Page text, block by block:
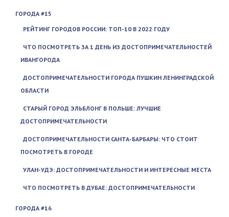
ГОРОДА #15
РЕЙТИНГ ГОРОДОВ РОССИИ: ТОП-10 В 2022 ГОДУ
ЧТО ПОСМОТРЕТЬ ЗА 1 ДЕНЬ ИЗ ДОСТОПРИМЕЧАТЕЛЬНОСТЕЙ
ИВАНГОРОДА
ДОСТОПРИМЕЧАТЕЛЬНОСТИ ГОРОДА ПУШКИН ЛЕНИНГРАДСКОЙ
ОБЛАСТИ
СТАРЫЙ ГОРОД ЭЛЬБЛОНГ В ПОЛЬШЕ: ЛУЧШИЕ
ДОСТОПРИМЕЧАТЕЛЬНОСТИ
ДОСТОПРИМЕЧАТЕЛЬНОСТИ САНТА-БАРБАРЫ: ЧТО СТОИТ
ПОСМОТРЕТЬ В ГОРОДЕ
УЛАН-УДЭ: ДОСТОПРИМЕЧАТЕЛЬНОСТИ И ИНТЕРЕСНЫЕ МЕСТА
ЧТО ПОСМОТРЕТЬ В ДУБАЕ: ДОСТОПРИМЕЧАТЕЛЬНОСТИ
ГОРОДА #16